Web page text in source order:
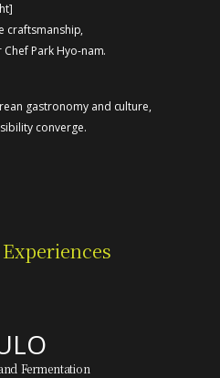
craftsmanship,
Park Hyo-nam.
gastronomy and culture,
converge.
Fermentation